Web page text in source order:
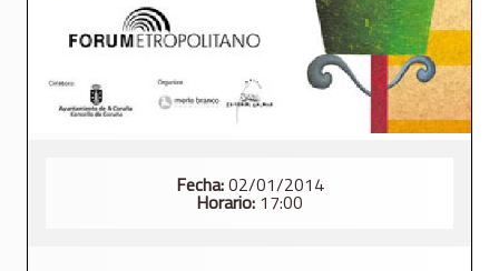
Fecha:02/01/2014
Horario: 17:00